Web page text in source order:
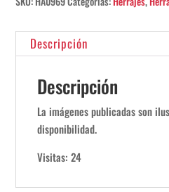
Descripción
Descripción
La imágenes publicadas son
disponibilidad.
Visitas: 24